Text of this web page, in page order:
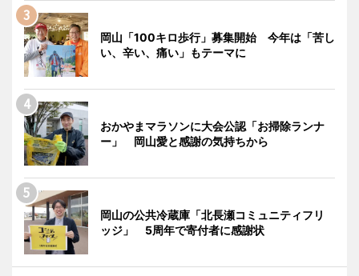
岡山「100キロ歩行」募集開始 今年は「苦し
い、辛い、痛い」もテーマに
おかやまマラソンに大会公認「お掃除ランナ
ー」 岡山愛と感謝の気持ちから
岡山の公共冷蔵庫「北長瀬コミュニティフリ
ッジ」 5周年で寄付者に感謝状